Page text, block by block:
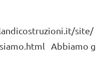
Abbiamo